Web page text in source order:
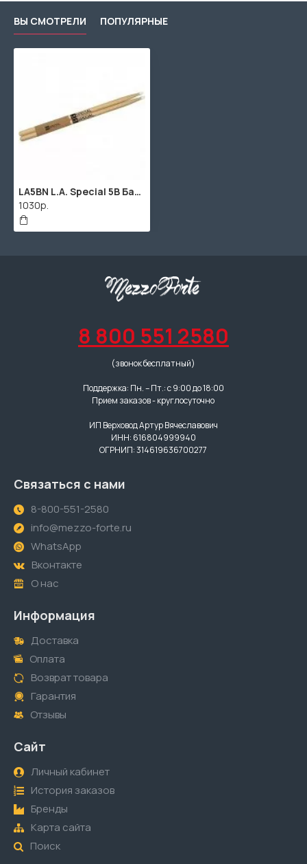
ВЫ СМОТРЕЛИ ПОПУЛЯРНЫЕ
LA5BN L.A. Special 5B Барабанные палочки, орех, нейлоновый наконечник, ProMark
1030р.
8 800 551 2580
(звонок бесплатный)
Поддержка: Пн. – Пт.: с 9:00 до 18:00
Прием заказов - круглосуточно
ИП Верховод Артур Вячеславович
ИНН: 616804999940
ОГРНИП: 314619636700277
Связаться с нами
8-800-551-2580
info@mezzo-forte.ru
WhatsApp
Вконтакте
О нас
Информация
Доставка
Оплата
Возврат товара
Гарантия
Отзывы
Сайт
Личный кабинет
История заказов
Бренды
Карта сайта
Поиск